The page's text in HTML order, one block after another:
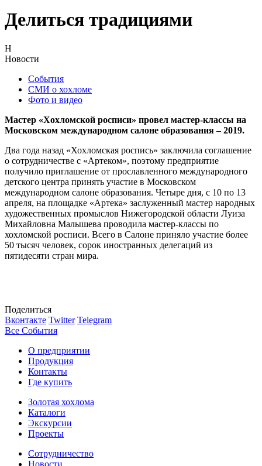
Делиться традициями
Н
Новости
События
СМИ о хохломе
Фото и видео
Мастер «Хохломской росписи» провел мастер-классы на
Московском международном салоне образования – 2019.
Два года назад «Хохломская роспись» заключила соглашение
о сотрудничестве с «Артеком», поэтому предприятие
получило приглашение от прославленного международного
детского центра принять участие в Московском
международном салоне образования. Четыре дня, с 10 по 13
апреля, на площадке «Артека» заслуженный мастер народных
художественных промыслов Нижегородской области Луиза
Михайловна Малышева проводила мастер-классы по
хохломской росписи. Всего в Салоне приняло участие более
50 тысяч человек, сорок иностранных делегаций из
пятидесяти стран мира.
Поделиться
Вконтакте Twitter Telegram
Все События
О предприятии
Продукция
Контакты
Где купить
Золотая хохлома
Каталоги
Экскурсии
Проекты
Сотрудничество
Новости